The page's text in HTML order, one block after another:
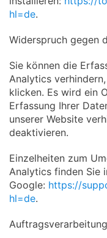
hl=de.
Widerspruch gegen
Sie können die
Analytics
klicken. Es wird ein
Erfassung Ihrer
unserer Website
deaktivieren.
Einzelheiten zum
Analytics finden Sie
Google: https://
hl=de.
Auftragsverarbeitung